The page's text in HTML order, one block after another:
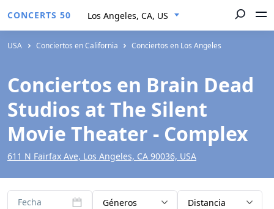
CONCERTS 50 Los Angeles, CA, US
USA Conciertos en California Conciertos en Los Angeles
Conciertos en Brain Dead
Studios at The Silent
Movie Theater - Complex
611 N Fairfax Ave, Los Angeles, CA 90036, USA
Fecha Géneros Distancia